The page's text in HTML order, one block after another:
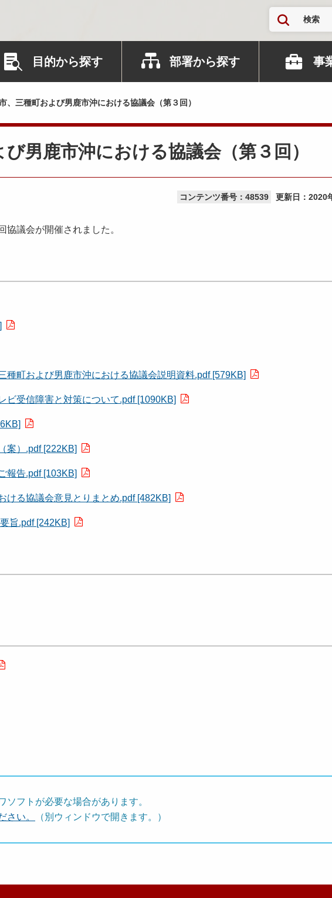
検索
目的から探す 部署から探す 事
、三種町および男鹿市沖における協議会（第３回）
男鹿市沖における協議会（第３回）
コンテンツ番号：48539 更新日： 2020
議会が開催されました。
町および男鹿市沖における協議会説明資料.pdf [579KB]
受信障害と対策について.pdf [1090KB]
案）.pdf [222KB]
報告.pdf [103KB]
る協議会意見とりまとめ.pdf [482KB]
旨.pdf [242KB]
フトが必要な場合があります。
さい。
（別ウィンドウで開きます。）